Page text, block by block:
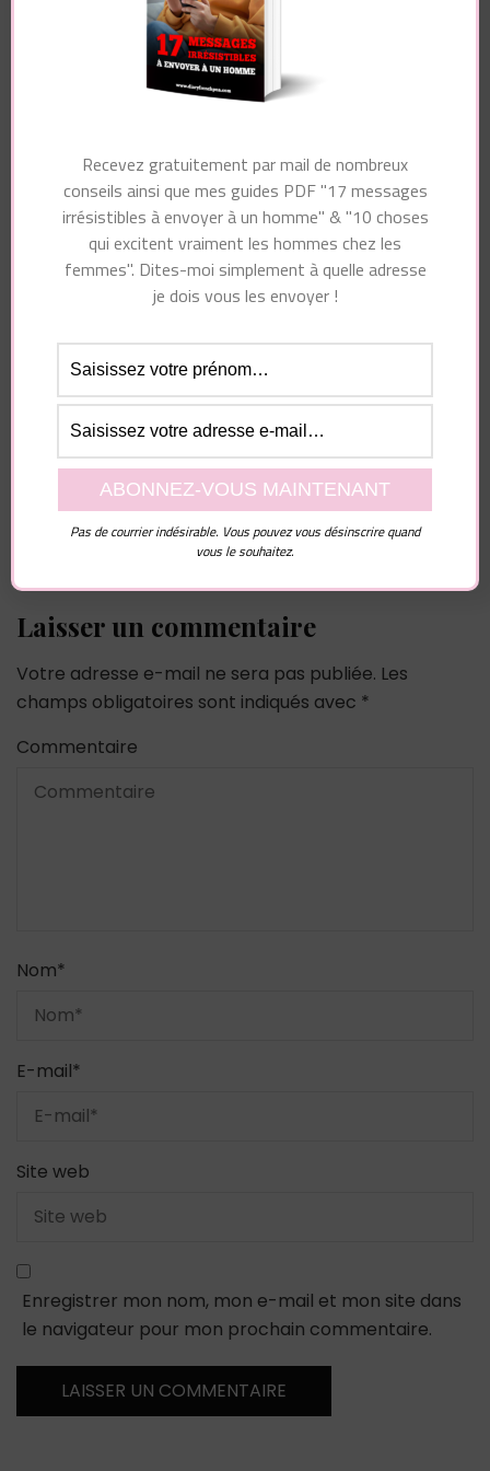
Essayez. Vous pouvez vous désinscrire à tout moment.
Navigation
d'article
Article précédent
7 SIGNES que
C’EST le BON cette
fois-ci
Article suivant
Pourquoi
l’authenticité
féminine séduit les
Vous pourriez également aimer...
Laisser un commentaire
Votre adresse e-mail ne sera pas publiée. Les
champs obligatoires sont indiqués avec *
Commentaire
Nom*
E-mail*
Site web
Enregistrer mon nom, mon e-mail et mon site dans
le navigateur pour mon prochain commentaire.
Recevez gratuitement par mail de nombreux
conseils ainsi que mes guides PDF "17 messages
irrésistibles à envoyer à un homme" & "10 choses
qui excitent vraiment les hommes chez les
femmes". Dites-moi simplement à quelle adresse
je dois vous les envoyer !
Pas de courrier indésirable. Vous pouvez vous désinscrire quand
vous le souhaitez.